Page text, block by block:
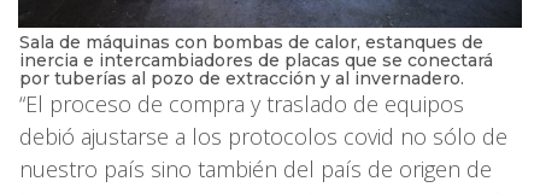
Sala de máquinas con bombas de calor, estanques de
inercia e intercambiadores de placas que se conectará
por tuberías al pozo de extracción y al invernadero.
“El proceso de compra y traslado de equipos
debió ajustarse a los protocolos covid no sólo de
nuestro país sino también del país de origen de